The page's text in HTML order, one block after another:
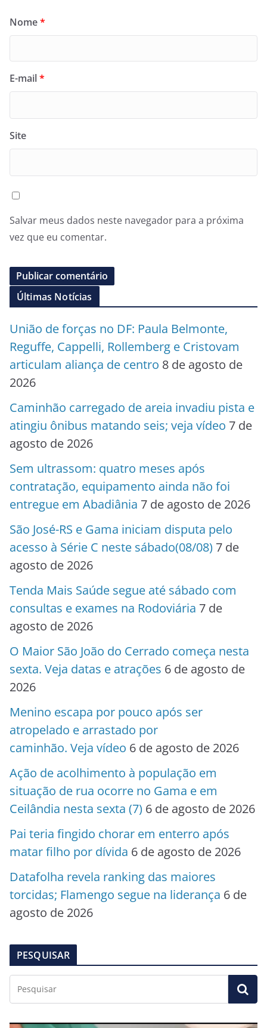
Nome*
E-mail*
Site
Salvar meus dados neste navegador para a próxima
vez que eu comentar.
Últimas Notícias
União de forças no DF: Paula Belmonte,
Reguffe, Cappelli, Rollemberg e Cristovam
articulam aliança de centro 8 de agosto de
2026
Caminhão carregado de areia invadiu pista e
atingiu ônibus matando seis; veja vídeo 7 de
agosto de 2026
Sem ultrassom: quatro meses após
contratação, equipamento ainda não foi
entregue em Abadiânia 7 de agosto de 2026
São José-RS e Gama iniciam disputa pelo
acesso à Série C neste sábado(08/08) 7 de
agosto de 2026
Tenda Mais Saúde segue até sábado com
consultas e exames na Rodoviária 7 de
agosto de 2026
O Maior São João do Cerrado começa nesta
sexta. Veja datas e atrações 6 de agosto de
2026
Menino escapa por pouco após ser
atropelado e arrastado por
caminhão. Veja vídeo 6 de agosto de 2026
Ação de acolhimento à população em
situação de rua ocorre no Gama e em
Ceilândia nesta sexta (7) 6 de agosto de 2026
Pai teria fingido chorar em enterro após
matar filho por dívida 6 de agosto de 2026
Datafolha revela ranking das maiores
torcidas; Flamengo segue na liderança 6 de
agosto de 2026
PESQUISAR